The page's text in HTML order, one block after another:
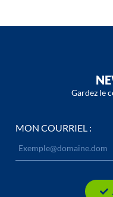
Gardez le
MON COURRIEL :